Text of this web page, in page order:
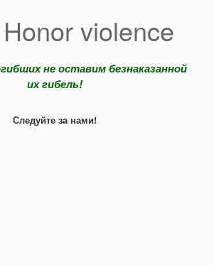
Honor violence
не оставим безнаказанной
их гибель!
Следуйте за нами!